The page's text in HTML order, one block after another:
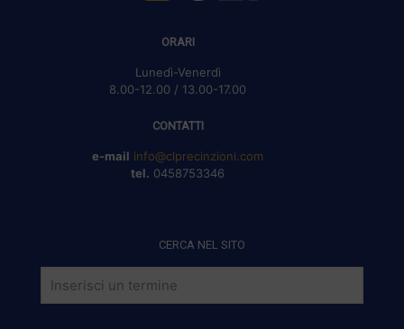
ORARI
Lunedì-Venerdì
8.00-12.00 / 13.00-17.00
CONTATTI
e-mail info@clprecinzioni.com
tel. 0458753346
CERCA NEL SITO